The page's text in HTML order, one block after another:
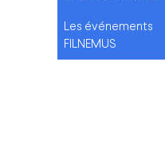
Les événements
FILNEMUS